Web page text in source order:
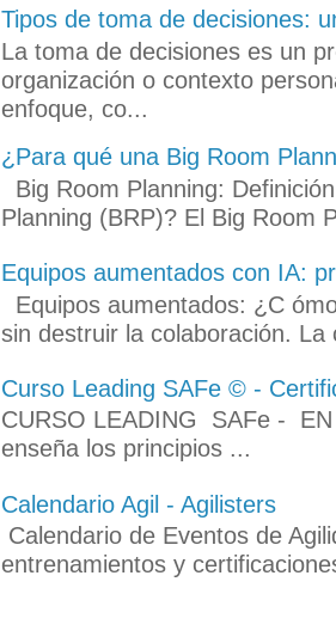
Tipos de toma de decisiones:
La toma de decisiones es un
organización o contexto
enfoque, co...
¿Para qué una Big Room
Big Room Planning:
Planning (BRP)? El Big Room
Equipos aumentados con IA:
Equipos aumentados: ¿C
sin destruir la colaboración.
Curso Leading SAFe © -
CURSO LEADING SAFe -
enseña los principios ...
Calendario Agil - Agilisters
Calendario de Eventos de
entrenamientos y